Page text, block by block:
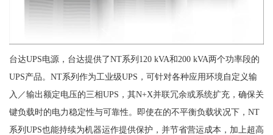
台达UPS电源，台达提供了NT系列120 kVA和200 kVA两个功率段的
UPS产品。NT系列作为工业级UPS，可针对各种应用环境自定义输
入／输出额定电压的三相UPS，其N+X并联冗余或系统扩充，确保关
键负载时的电力稳定性与可靠性。即使在的不平衡负载状况下，NT
系列UPS也能持续为机器运作提供保护，并节省营运成本，加上超高